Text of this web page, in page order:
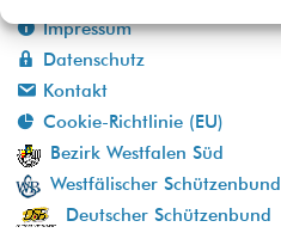
Impressum
Datenschutz
Kontakt
Cookie-Richtlinie (EU)
Bezirk Westfalen Süd
Westfälischer Schützenbund
Deutscher Schützenbund